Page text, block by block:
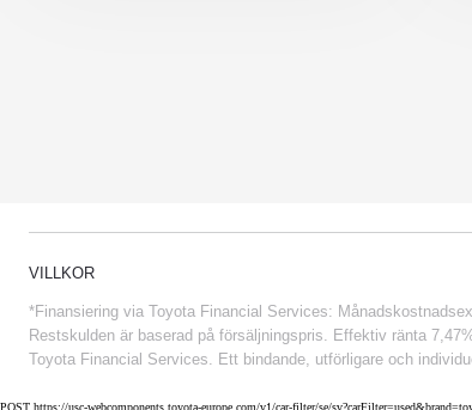
VILLKOR
*Finansiering via Toyota Financial Services:
Restskulden är baserad på försäljningspris. Effektiv ränta
Toyota Financial Services. Ett bindande, utförligare och
POST https://usc-webcomponents.toyota-europe.com/v1/car-filter/se/